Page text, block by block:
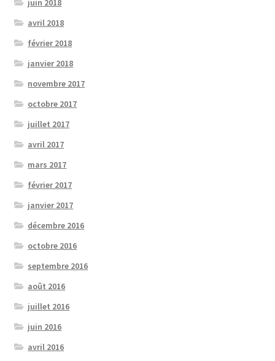
juin 2018
avril 2018
février 2018
janvier 2018
novembre 2017
octobre 2017
juillet 2017
avril 2017
mars 2017
février 2017
janvier 2017
décembre 2016
octobre 2016
septembre 2016
août 2016
juillet 2016
juin 2016
avril 2016